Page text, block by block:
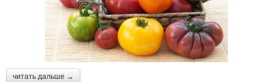
читать дальше →